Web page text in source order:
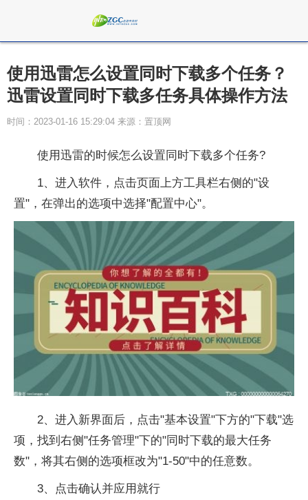
使用迅雷怎么设置同时下载多个任务？
迅雷设置同时下载多任务具体操作方法
时间：2023-01-16 15:29:04 来源：置顶网
使用迅雷的时候怎么设置同时下载多个任务?
1、进入软件，点击页面上方工具栏右侧的"设
置"，在弹出的选项中选择"配置中心"。
2、进入新界面后，点击"基本设置"下方的"下载"选
项，找到右侧"任务管理"下的"同时下载的最大任务
数"，将其右侧的选项框改为"1-50"中的任意数。
3、点击确认并应用就行